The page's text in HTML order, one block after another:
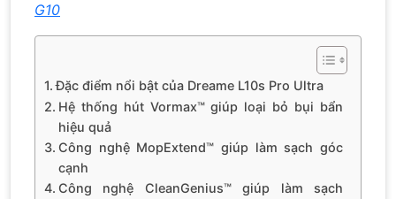
G10
Đặc điểm nổi bật của Dreame L10s Pro Ultra
Hệ thống hút Vormax™ giúp loại bỏ bụi bẩn
hiệu quả
Công nghệ MopExtend™ giúp làm sạch góc
cạnh
Công nghệ CleanGenius™ giúp làm sạch